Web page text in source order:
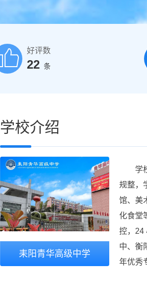
好评数
22 条
学校介绍
耒阳青华高级中学
学校
规整，
馆、美
化食堂
控，24
中、衡
年优秀